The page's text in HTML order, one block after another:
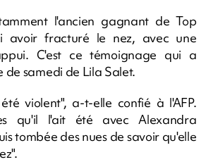
l'ancien gagnant de Top
avoir fracturé le nez, avec une
C'est ce témoignage qui a
de samedi de Lila Salet.
violent", a-t-elle confié à l'AFP.
qu'il l'ait été avec Alexandra
tombée des nues de savoir qu'elle